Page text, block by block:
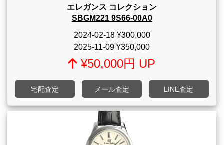
エレガンス コレクション
SBGM221 9S66-00A0
2024-02-18¥300,000
2025-11-09 ¥350,000
¥50,000円 UP
宅配査定 メール査定 LINE査定